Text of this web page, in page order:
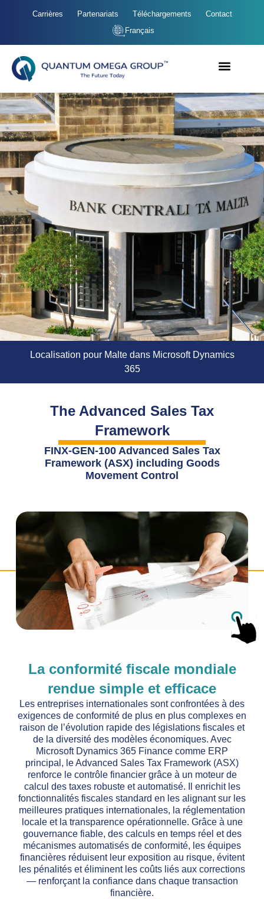
Carrières Partenariats Téléchargements
Contact
Français
Localisation pour Malte dans Microsoft Dynamics
365
The Advanced Sales Tax
Framework
FINX-GEN-100 Advanced Sales Tax
Framework (ASX) including Goods
Movement Control
La conformité fiscale mondiale
rendue simple et efficace
Les entreprises internationales sont confrontées à des
exigences de conformité de plus en plus complexes en
raison de l’évolution rapide des législations fiscales et
de la diversité des modèles économiques. Avec
Microsoft Dynamics 365 Finance comme ERP
principal, le Advanced Sales Tax Framework (ASX)
renforce le contrôle financier grâce à un moteur de
calcul des taxes robuste et automatisé. Il enrichit les
fonctionnalités fiscales standard en les alignant sur les
meilleures pratiques internationales, la réglementation
locale et la transparence opérationnelle. Grâce à une
gouvernance fiable, des calculs en temps réel et des
mécanismes automatisés de conformité, les équipes
financières réduisent leur exposition au risque, évitent
les pénalités et éliminent les coûts liés aux corrections
— renforçant la confiance dans chaque transaction
financière.